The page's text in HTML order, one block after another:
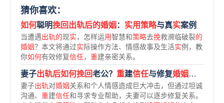
猜你喜欢：
如何聪明挽回出轨后的婚姻 ： 实用策略与真实案例
当遭遇出轨的现实，怎样运用智慧和策略去挽救濒临破裂的
婚姻？本文将通过实际操作方法、情感故事及生活实例，教
你如何有效修复信任， 重建亲密关系。
妻子出轨后如何挽回老公？ 重建信任与修复婚姻的实用
妻子出轨对婚姻关系和个人情感造成巨大冲击，但通过坦诚
沟通、 重建信任和寻求专业帮助，夫妻可以逐步修复关系。